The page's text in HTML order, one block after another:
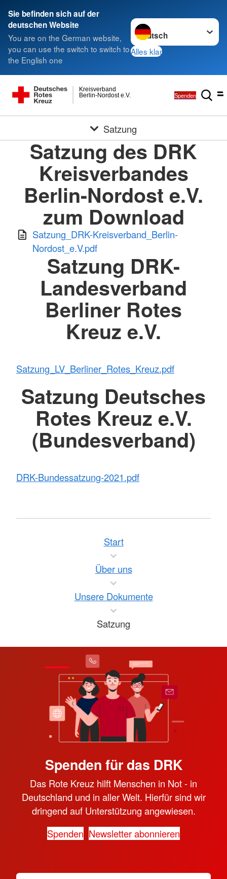
Sie befinden sich auf der
deutschen Website
You are on the German website,
you can use the switch to switch to
the English one
Sprache wechseln zu
Alles klar
Berlin-Nordost e.V.
Kreisverband
Spenden
Satzung
Satzung des DRK
Kreisverbandes
Berlin-Nordost e.V.
zum Download
Satzung_DRK-Kreisverband_Berlin-
Nordost_e.V.pdf
Satzung DRK-
Landesverband
Berliner Rotes
Kreuz e.V.
Satzung_LV_Berliner_Rotes_Kreuz.pdf
Satzung Deutsches
Rotes Kreuz e.V.
(Bundesverband)
DRK-Bundessatzung-2021.pdf
Start
Über uns
Unsere Dokumente
Satzung
Spenden für das DRK
Das Rote Kreuz hilft Menschen in Not - in
Deutschland und in aller Welt. Hierfür sind wir
dringend auf Unterstützung angewiesen.
Spenden Newsletter abonnieren